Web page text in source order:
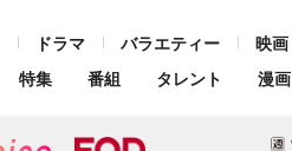
ドラマ バラエティー 映画
特集 番組 タレント 漫画